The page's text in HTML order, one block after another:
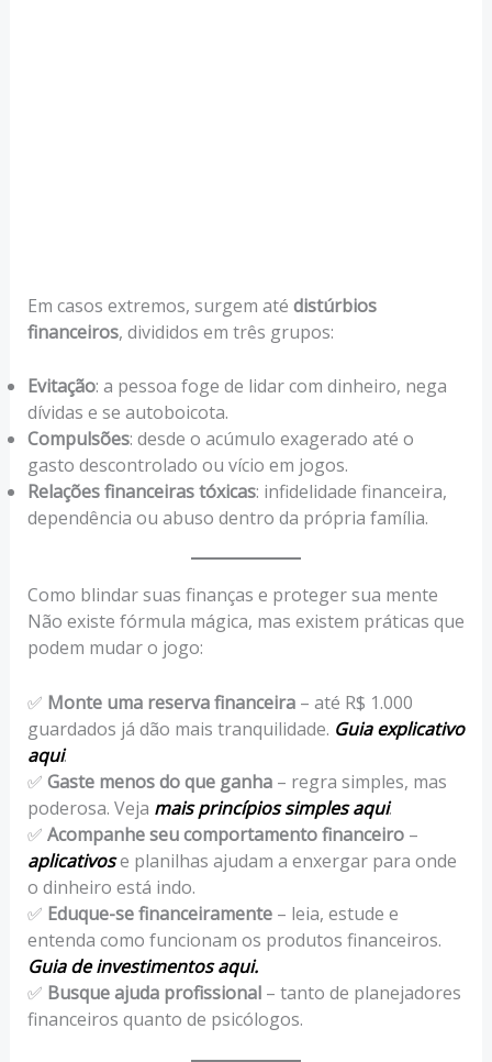
Em casos extremos, surgem até distúrbios
financeiros, divididos em três grupos:
Evitação: a pessoa foge de lidar com dinheiro, nega
dívidas e se autoboicota.
Compulsões: desde o acúmulo exagerado até o
gasto descontrolado ou vício em jogos.
Relações financeiras tóxicas: infidelidade financeira,
dependência ou abuso dentro da própria família.
Como blindar suas finanças e proteger sua mente
Não existe fórmula mágica, mas existem práticas que
podem mudar o jogo:
✅ Monte uma reserva financeira– até R$ 1.000
guardados já dão mais tranquilidade. Guia explicativo
aqui.
✅ Gaste menos do que ganha– regra simples, mas
poderosa. Veja mais princípios simples aqui.
✅ Acompanhe seu comportamento financeiro–
aplicativose planilhas ajudam a enxergar para onde
o dinheiro está indo.
✅ Eduque-se financeiramente– leia, estude e
entenda como funcionam os produtos financeiros.
Guia de investimentos aqui.
✅ Busque ajuda profissional– tanto de planejadores
financeiros quanto de psicólogos.